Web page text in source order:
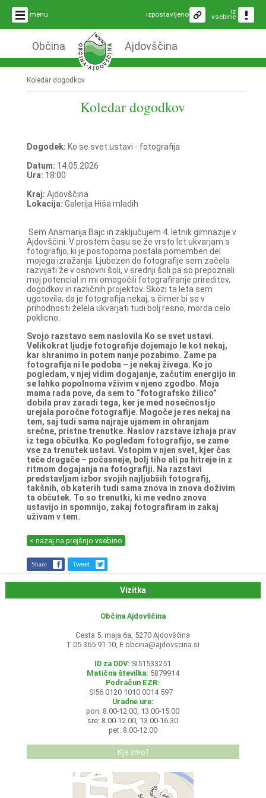
menu iz
vsebine
izpostavljeno
Občina Ajdovščina
Koledar dogodkov
Koledar dogodkov
Dogodek: Ko se svet ustavi - fotografija
Datum: 14.05.2026
Ura: 18:00
Kraj: Ajdovščina
Lokacija: Galerija Hiša mladih
Sem Anamarija Bajc in zaključujem 4. letnik gimnazije v
Ajdovščini. V prostem času se že vrsto let ukvarjam s
fotografijo, ki je postopoma postala pomemben del
mojega izražanja. Ljubezen do fotografije sem začela
razvijati že v osnovni šoli, v srednji šoli pa so prepoznali
moj potencial in mi omogočili fotografiranje prireditev,
dogodkov in različnih projektov. Skozi ta leta sem
ugotovila, da je fotografija nekaj, s čimer bi se v
prihodnosti želela ukvarjati tudi bolj resno, morda celo
poklicno.
Svojo razstavo sem naslovila Ko se svet ustavi.
Velikokrat ljudje fotografije dojemajo le kot nekaj,
kar shranimo in potem nanje pozabimo. Zame pa
fotografija ni le podoba – je nekaj živega. Ko jo
pogledam, v njej vidim dogajanje, začutim energijo in
se lahko popolnoma vživim v njeno zgodbo. Moja
mama rada pove, da sem to “fotografsko žilico”
dobila prav zaradi tega, ker je med nosečnostjo
urejala poročne fotografije. Mogoče je res nekaj na
tem, saj tudi sama najraje ujamem in ohranjam
srečne, pristne trenutke. Naslov razstave izhaja prav
iz tega občutka. Ko pogledam fotografijo, se zame
vse za trenutek ustavi. Vstopim v njen svet, kjer čas
teče drugače – počasneje, bolj tiho ali pa hitreje in z
ritmom dogajanja na fotografiji. Na razstavi
predstavljam izbor svojih najljubših fotografij,
takšnih, ob katerih tudi sama znova in znova doživim
ta občutek. To so trenutki, ki me vedno znova
ustavijo in spomnijo, zakaj fotografiram in zakaj
uživam v tem.
< nazaj na prejšnjo vsebino
Share Tweet
Vizitka
Občina Ajdovščina
Cesta 5. maja 6a, 5270 Ajdovščina
T 05 365 91 10, E obcina@ajdovscina.si
ID za DDV: SI51533251
Matična številka: 5879914
Podračun EZR:
SI56 0120 1010 0014 597
Uradne ure:
pon: 8.00-12.00, 13.00-15.00
sre: 8.00-12.00, 13.00-16.30
pet: 8.00-12.00
Kje smo?